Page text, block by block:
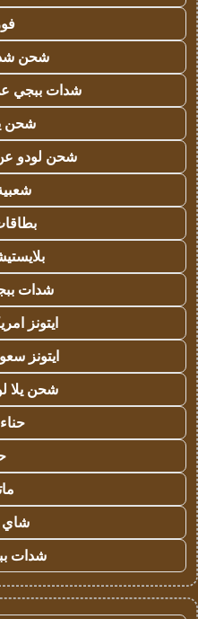
شحن
شدات ببجي
شحن
شحن لودو
شدات
ايتونز
ايتونز
شحن يلا
شاي
شدات